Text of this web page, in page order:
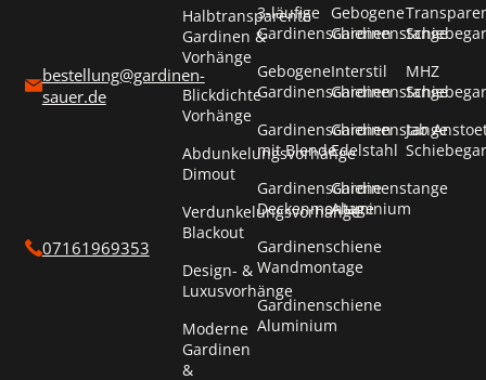
bestellung@gardinen-
sauer.de
07161969353
Halbtransparente
Gardinen &
Vorhänge
Blickdichte
Vorhänge
Abdunkelungsvorhänge
Dimout
Verdunkelungsvorhänge
Blackout
Design- &
Luxusvorhänge
Moderne
Gardinen
&
3-läufige
Gardinenschienen
Gebogene
Gardinenschienen
Gardinenschienen
mit Blende
Gardinenschiene
Deckenmontage
Gardinenschiene
Wandmontage
Gardinenschiene
Aluminium
Gebogene
Gardinenstange
Interstil
Gardinenstange
Gardinenstange
Edelstahl
Gardinenstange
Aluminium
MHZ
Jab